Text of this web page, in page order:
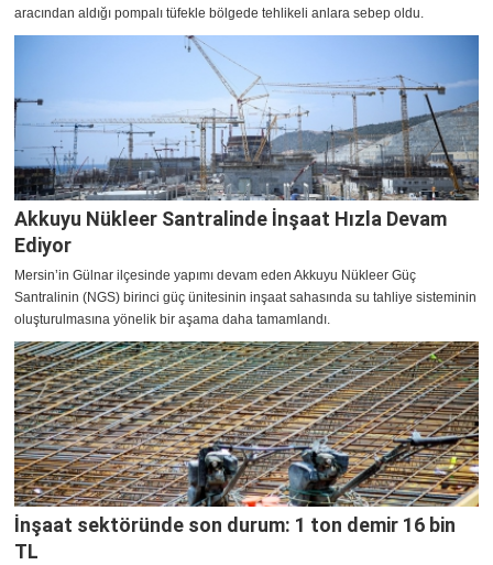
aracından aldığı pompalı tüfekle bölgede tehlikeli anlara sebep oldu.
Akkuyu Nükleer Santralinde İnşaat Hızla Devam
Ediyor
Mersin’in Gülnar ilçesinde yapımı devam eden Akkuyu Nükleer Güç
Santralinin (NGS) birinci güç ünitesinin inşaat sahasında su tahliye sisteminin
oluşturulmasına yönelik bir aşama daha tamamlandı.
İnşaat sektöründe son durum: 1 ton demir 16 bin
TL